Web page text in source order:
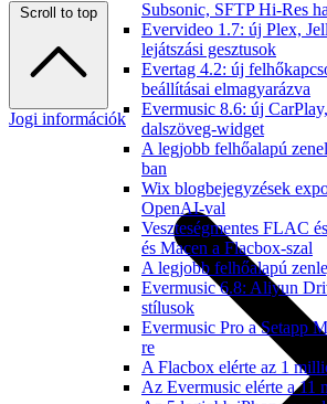
Subsonic, SFTP Hi-Res
Evervideo 1.7: új Plex,
lejátszási gesztusok
Evertag 4.2: új
beállításai elmagyarázva
Evermusic 8.6: új
dalszöveg-widget
A legjobb felhőalapú
ban
Wix blogbejegyzések
OpenAI-val
Veszteségmentes FLAC
és Macen a Flacbox-szal
A legjobb felhőalapú
Evermusic 6.8: Aliyun
stílusok
Evermusic Pro a Setapp
re
A Flacbox elérte az 1
Az Evermusic elérte a 11
Scroll to top
Jogi információk